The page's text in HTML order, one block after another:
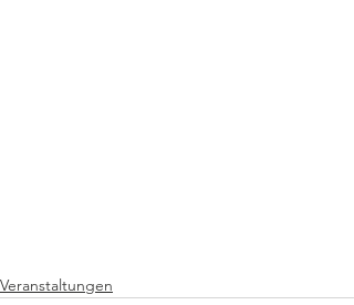
Veranstaltungen